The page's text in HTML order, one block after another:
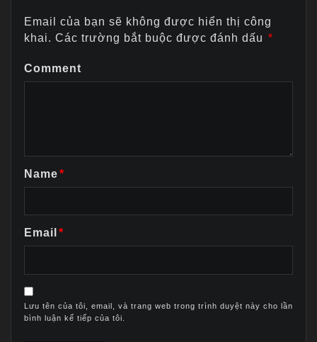
Email của bạn sẽ không được hiển thị công
khai. Các trường bắt buộc được đánh dấu *
Comment
Name*
Email *
Lưu tên của tôi, email, và trang web trong trình duyệt này cho lần
bình luận kế tiếp của tôi.